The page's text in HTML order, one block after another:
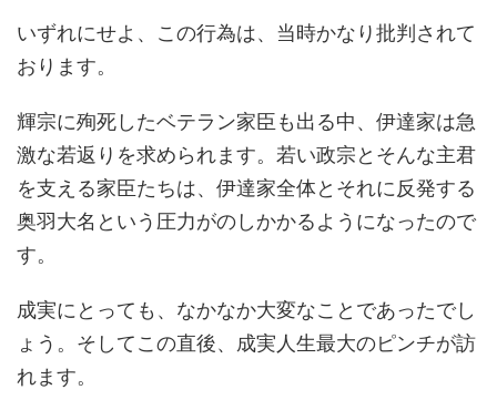
いずれにせよ、この行為は、当時かなり批判されて
おります。
輝宗に殉死したベテラン家臣も出る中、伊達家は急
激な若返りを求められます。若い政宗とそんな主君
を支える家臣たちは、伊達家全体とそれに反発する
奥羽大名という圧力がのしかかるようになったので
す。
成実にとっても、なかなか大変なことであったでし
ょう。そしてこの直後、成実人生最大のピンチが訪
れます。